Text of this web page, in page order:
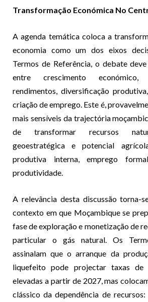
Transformação Económica No
A agenda temática coloca a
economia como um dos eixos
Termos de Referência, o debate
entre crescimento
rendimentos, diversificação
criação de emprego. Este é,
mais sensíveis da trajectória
de transformar recursos
geoestratégica e potencial
produtiva interna, emprego
produtividade.
A relevância desta discussão torna-
contexto em que Moçambique se
fase de exploração e monetização de
particular o gás natural. Os
assinalam que o arranque da
liquefeito pode projectar taxas de
elevadas a partir de 2027, mas
clássico da dependência de